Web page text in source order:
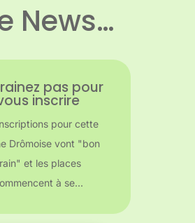
News…
pas pour
inscrire
pour cette
Drômoise vont "bon
et les places
à se...